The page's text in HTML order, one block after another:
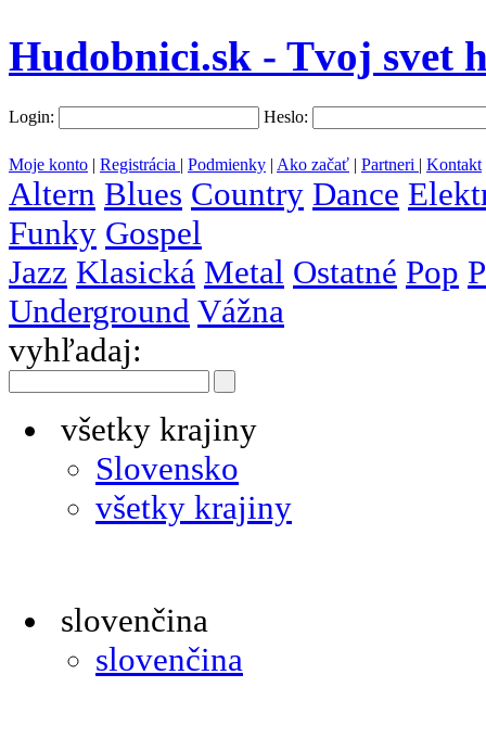
Hudobnici.sk - Tvoj svet
Login: Heslo:
Moje konto | Registrácia | Podmienky | Ako začať | Partneri | Kontakt
Altern Blues Country Dance
Funky Gospel
Jazz Klasická Metal Ostatné Pop
Underground Vážna
vyhľadaj:
všetky krajiny
Slovensko
všetky krajiny
slovenčina
slovenčina